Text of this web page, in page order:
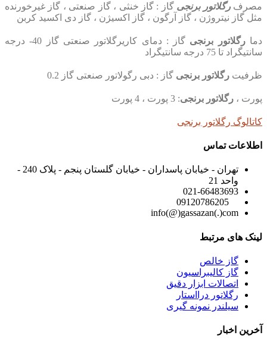
مصرف رگلاتور برنجی گاز : گاز خنثی ، گاز صنعتی ، گاز غیرخورنده
مثل گاز نیتروژن ، گاز آرگون ، گاز اکسیژن ، گاز دی اکسید کربن
دما رگلاتور برنجی
گاز : دمای کاریرگلاتور صنعتی گاز 40- درجه
سانتیگراد تا 75 درجه سانتیگراد
ظرفیت رگلاتور برنجی گاز : دبی رگولاتور صنعتی گاز 0.2
پورت ، رگلاتور برنجی: 3 پورت ، 4 پورت
کاتالوگ رگلاتور برنجی
اطلاعات تماس
تهران - خیابان پاسداران - خیابان گلستان پنجم - پلاک 240 -
واحد 21
021-66483693
info(@)gassazan(.)com
لینک های مرتبط
گاز خالص
گاز کالیبراسیون
اتصالات ابزار دقیق
رگلاتور درااستار
سیلندر نمونه گیری
آخرین اخبار